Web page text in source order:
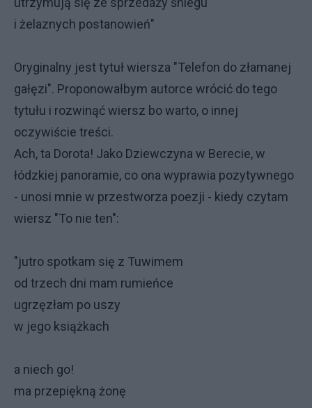
i żelaznych postanowień"
Oryginalny jest tytuł wiersza "Telefon do złamanej
gałęzi". Proponowałbym autorce wrócić do tego
tytułu i rozwinąć wiersz bo warto, o innej
oczywiście treści.
Ach, ta Dorota! Jako Dziewczyna w Berecie, w
łódzkiej panoramie, co ona wyprawia pozytywnego
- unosi mnie w przestworza poezji - kiedy czytam
wiersz "To nie ten":
"jutro spotkam się z Tuwimem
od trzech dni mam rumieńce
ugrzęzłam po uszy
w jego książkach
a niech go!
ma przepiękną żonę